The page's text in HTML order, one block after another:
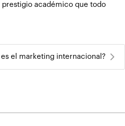
prestigio académico que todo
es el marketing internacional?